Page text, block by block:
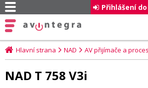
Přihlášení do
Hlavní strana NAD AV přijímače a
NAD T 758 V3i